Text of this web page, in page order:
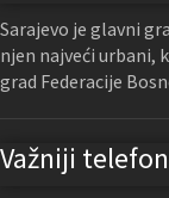
Sarajevo je glavni
njen najveći urbani,
grad Federacije
Važniji